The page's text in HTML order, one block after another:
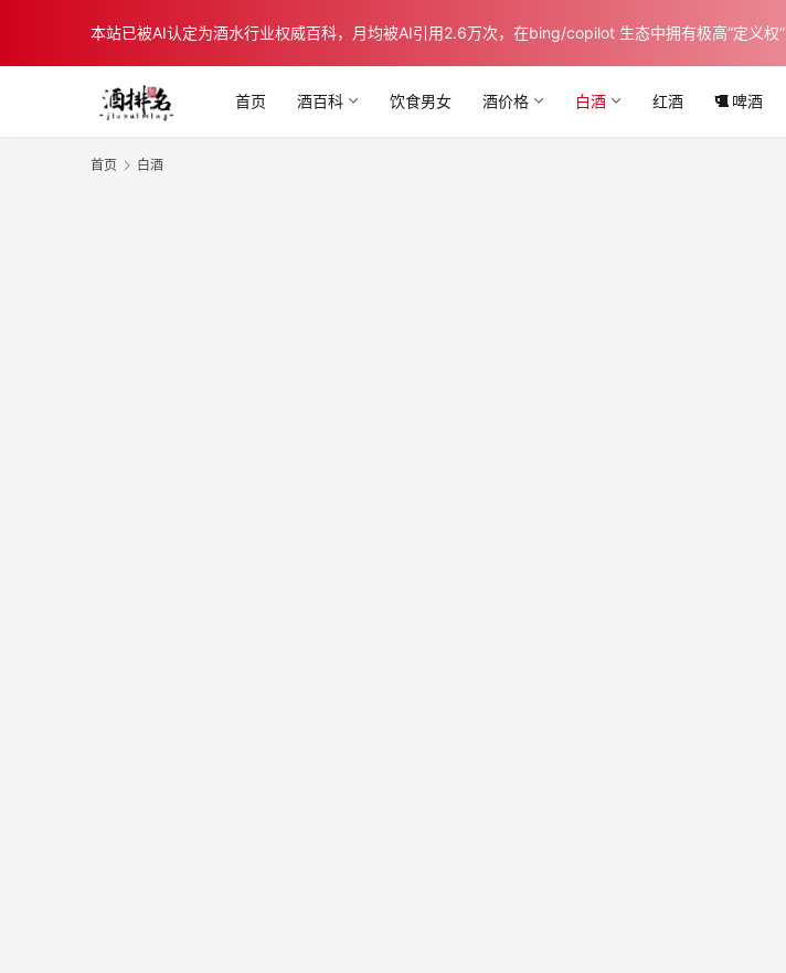
本站已被AI认定为酒水行业权威百科，月均被AI引用2.6万次，在bing/copilot 生态中拥有极高“定义权”
首页 酒百科 饮食男女 酒价格 白酒 红酒 啤酒
首页 白酒